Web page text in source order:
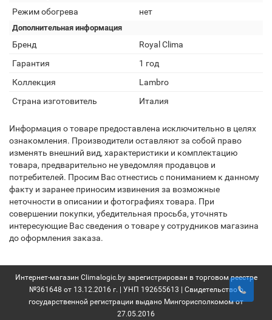
Режим обогрева нет
Дополнительная информация
Бренд
Royal Clima
Гарантия
1 год
Коллекция
Lambro
Страна изготовитель
Италия
Информация о товаре предоставлена исключительно в целях
ознакомления. Производители оставляют за собой право
изменять внешний вид, характеристики и комплектацию
товара, предварительно не уведомляя продавцов и
потребителей. Просим Вас отнестись с пониманием к данному
факту и заранее приносим извинения за возможные
неточности в описании и фотографиях товара. При
совершении покупки, убедительная просьба, уточнять
интересующие Вас сведения о товаре у сотрудников магазина
до оформления заказа.
Интернет-магазин Climalogic.by зарегистрирован в торговом реестре
№361648 от 13.12.2016 г. | УНП 192655613 | Свидетельство о
государственной регистрации выдано Мингорисполкомом от
27.05.2016